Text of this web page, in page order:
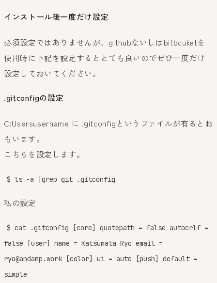
インストール後一度だけ設定
必須設定ではありませんが、githubないしはbitbcuketを
使用時に下記を設定するととても良いのでぜひ一度だけ
設定しておいてください。
.gitconfigの設定
C:Usersusername に .gitconfigというファイルが有るとお
もいます。
こちらを設定します。
$ ls -a |grep git .gitconfig
私の設定
$ cat .gitconfig [core] quotepath = false autocrlf =
false [user] name = Katsumata Ryo email =
ryo@andamp.work [color] ui = auto [push] default =
simple